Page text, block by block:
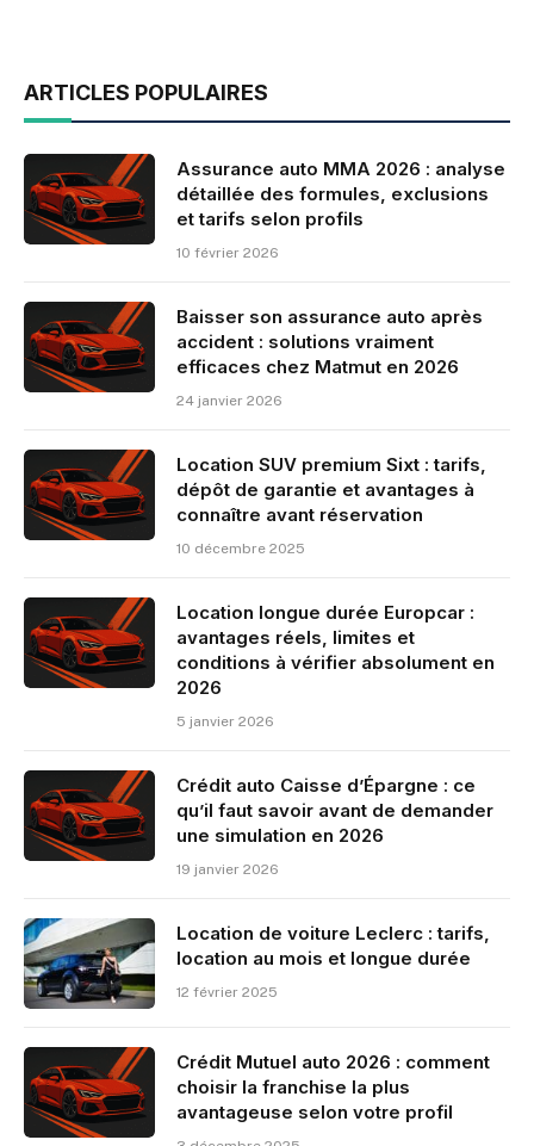
ARTICLES POPULAIRES
Assurance auto MMA 2026 : analyse
détaillée des formules, exclusions
et tarifs selon profils
10 février 2026
Baisser son assurance auto après
accident : solutions vraiment
efficaces chez Matmut en 2026
24 janvier 2026
Location SUV premium Sixt : tarifs,
dépôt de garantie et avantages à
connaître avant réservation
10 décembre 2025
Location longue durée Europcar :
avantages réels, limites et
conditions à vérifier absolument en
2026
5 janvier 2026
Crédit auto Caisse d’Épargne : ce
qu’il faut savoir avant de demander
une simulation en 2026
19 janvier 2026
Location de voiture Leclerc : tarifs,
location au mois et longue durée
12 février 2025
Crédit Mutuel auto 2026 : comment
choisir la franchise la plus
avantageuse selon votre profil